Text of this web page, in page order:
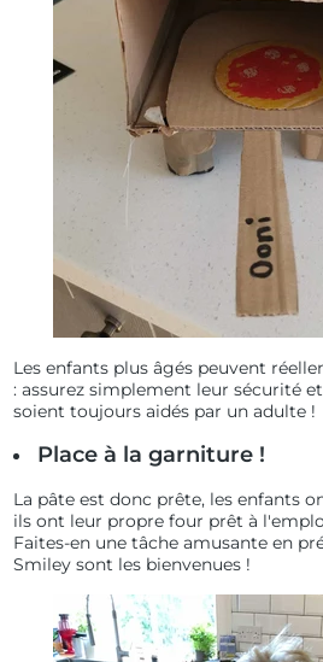
Les enfants plus âgés peuvent
: assurez simplement leur sécurité
soient toujours aidés par un adulte !
Place à la garniture !
La pâte est donc prête, les enfants
ils ont leur propre four prêt à
Faites-en une tâche amusante en
Smiley sont les bienvenues !